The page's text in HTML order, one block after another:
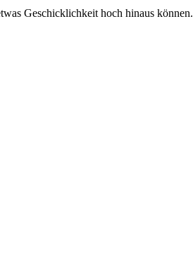
Geschicklichkeit hoch hinaus können.